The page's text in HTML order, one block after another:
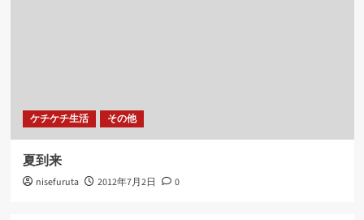
ケチケチ生活 その他
夏到来
nisefuruta 2012年7月2日 0